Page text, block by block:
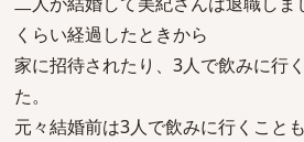
くらい経過したときから
家に招待されたり、3人で飲みに行
た。
元々結婚前は3人で飲みに行くこと